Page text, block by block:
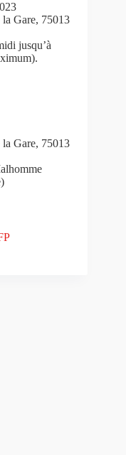
la Gare, 75013
jusqu’à
la Gare, 75013